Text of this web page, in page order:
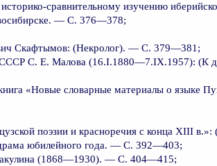
историко-сравнительному изучению
— С. 376—378;
Скафтымов: (Некролог). — С. 379—381;
СССР С. Е. Малова (16.I.1880—7.IX.1957): (К
«Новые словарные материалы о языке
поэзии и красноречия с конца XIII
юбилейного года. — С. 392—403;
(1868—1930). — С. 404—415;